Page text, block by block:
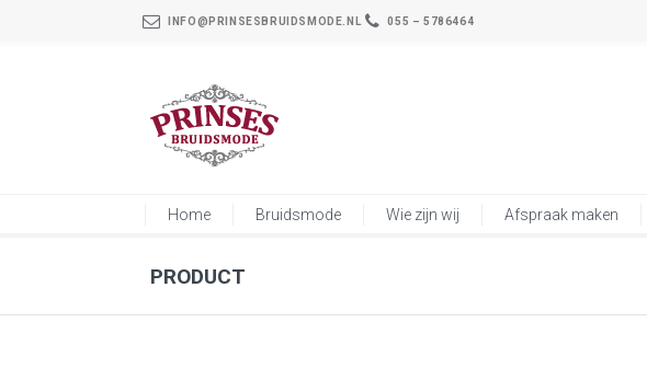
INFO@PRINSESBRUIDSMODE.NL 055 – 5786464
Home Bruidsmode Wie zijn wij Afspraak maken
PRODUCT